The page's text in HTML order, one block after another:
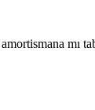
mı